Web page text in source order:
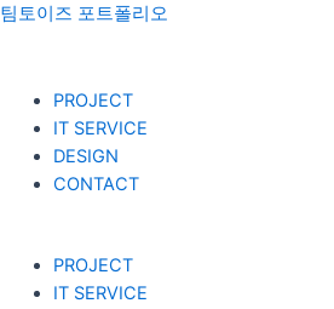
콘
팀토이즈 포트폴리오
Menu
PROJECT
IT SERVICE
DESIGN
CONTACT
PROJECT
IT SERVICE